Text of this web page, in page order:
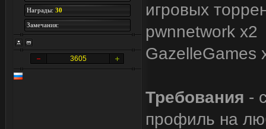
Награды: 30
Замечания:
3605
игровых
pwnnetwork x2
GazelleGames
Требования -
профиль на